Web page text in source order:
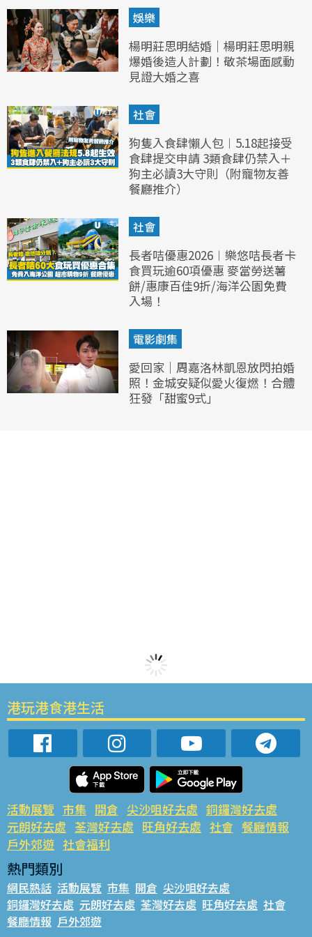
娛樂
楊明莊思明結婚｜楊明莊思明親
爆婚後造人計劃！敬茶場面感動
見證大婚之喜
社會
狗隻入食肆懶人包︱5.18起接受
食肆提交申請 3類食肆仍禁入＋
狗主必讀3大守則（附寵物友善
餐廳推介）
社會
長者咭優惠2026︱樂悠咭長者卡
食買玩逾60項優惠 麥當勞送薯
餅/惠康百佳9折/海洋公園免費
入場！
電影劇集
愛回家｜周嘉洛林凱恩放閃拍婚
照！金城安疑似愛火復燃！合體
狂發「甜蜜9式」
港玩港食港生活
活動展覽 市集 開倉 尖沙咀好去處 銅鑼灣好去處
元朗好去處 荃灣好去處 旺角好去處 社會 餐廳情報
戶外郊遊 社會福利
熱門類別
網民熱話 活動展覽 市集 開倉 尖沙咀好去處
銅鑼灣好去處 元朗好去處 荃灣好去處 旺角好去處 社會
餐廳情報 戶外郊遊